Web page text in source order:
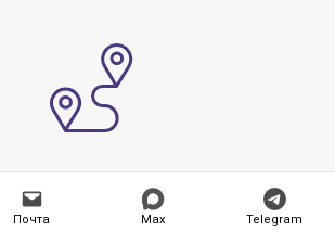
вызываете доставку.
Почта Мах Telegram